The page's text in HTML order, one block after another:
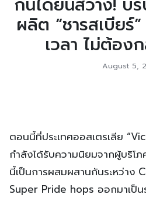
ผลิต “ชารสเบียร์
เวลา ไม่ต้อง
August 5,
ตอนนี้ที่ประเทศออสเตรเลีย
กำลังได้รับความนิยมจากผู้บริโ
นี้เป็นการผสมผสานกันระหว่าง
Super Pride hops ออกมาเป็